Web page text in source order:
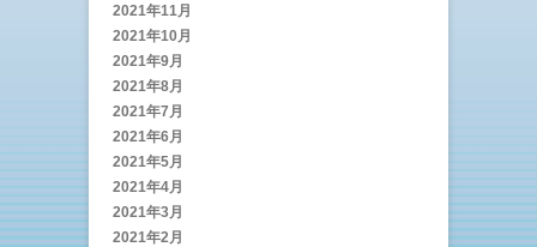
2021年11月
2021年10月
2021年9月
2021年8月
2021年7月
2021年6月
2021年5月
2021年4月
2021年3月
2021年2月